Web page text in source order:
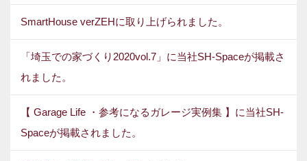
SmartHouse verZEHに取り上げられました。
「埼玉での家づくり2020vol.7」に当社SH-Spaceが掲載さ
れました。
【 Garage Life ・参考になるガレージ実例集 】に当社SH-
Spaceが掲載されました。